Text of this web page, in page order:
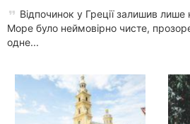
Всі
міста:
Відпочинок у Греції залишив
Море було неймовірно чисте,
одне...